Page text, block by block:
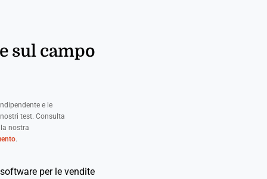
sul campo
e le
test. Consulta
nostra
.
per le vendite